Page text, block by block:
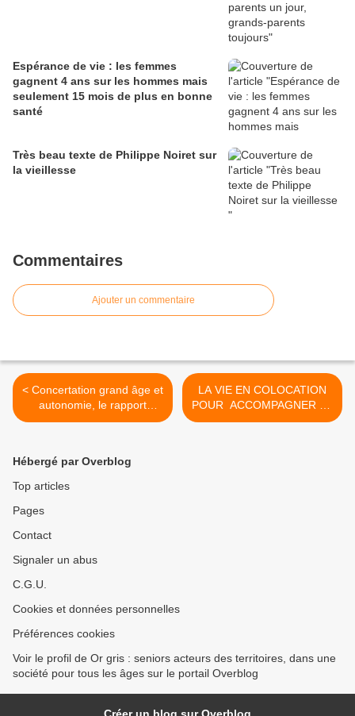
Espérance de vie : les femmes
gagnent 4 ans sur les hommes mais
seulement 15 mois de plus en bonne
santé
Très beau texte de Philippe Noiret sur
la vieillesse
Commentaires
Ajouter un commentaire
< Concertation grand âge et
autonomie, le rapport
Libault
LA VIE EN COLOCATION
POUR ACCOMPAGNER LE
VIEILLISSEMENT >
Hébergé par Overblog
Top articles
Pages
Contact
Signaler un abus
C.G.U.
Cookies et données personnelles
Préférences cookies
Voir le profil de Or gris : seniors acteurs des territoires, dans une
société pour tous les âges sur le portail Overblog